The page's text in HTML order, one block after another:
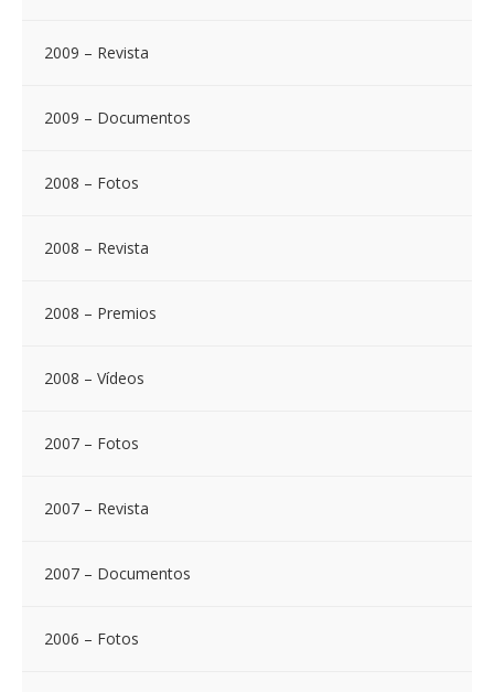
2009 – Revista
2009 – Documentos
2008 – Fotos
2008 – Revista
2008 – Premios
2008 – Vídeos
2007 – Fotos
2007 – Revista
2007 – Documentos
2006 – Fotos